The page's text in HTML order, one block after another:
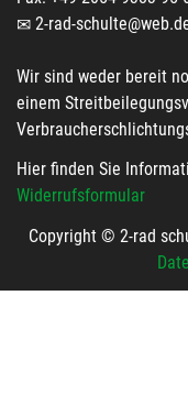
2-rad-
Wir sind weder bereit
einem
Hier finden Sie
Widerrufsformular
Copyright © 2-rad